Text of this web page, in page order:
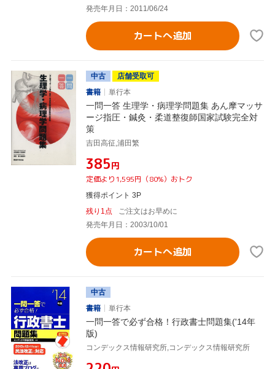
発売年月日：2011/06/24
カートへ追加
中古
店舗受取可
書籍
単行本
一問一答 生理学・病理学問題集 あん摩マッサ
ージ指圧・鍼灸・柔道整復師国家試験完全対
策
吉田高征,浦田繁
¥385円
定価より1,595円（80%）おトク
獲得ポイント 3P
残り1点
ご注文はお早めに
発売年月日：2003/10/01
カートへ追加
中古
書籍
単行本
一問一答で必ず合格！行政書士問題集('14年
版)
コンデックス情報研究所,コンデックス情報研究所